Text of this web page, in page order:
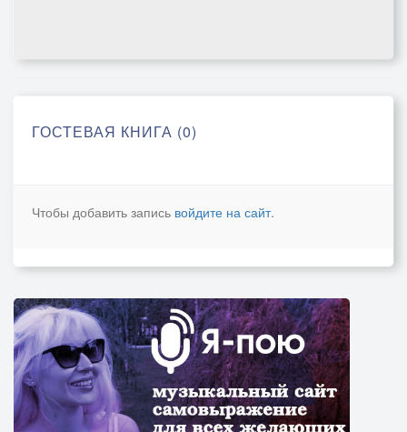
ГОСТЕВАЯ КНИГА (0)
Чтобы добавить запись войдите на сайт.